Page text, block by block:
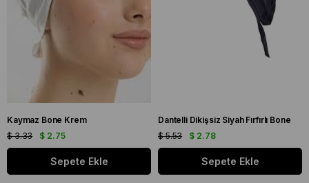
Kaymaz Bone Krem
$ 2.75
$ 3.33
Sepete Ekle
Dantelli Dikişsiz Siyah Fırfırlı Bone
$ 2.78
$ 5.53
Sepete Ekle